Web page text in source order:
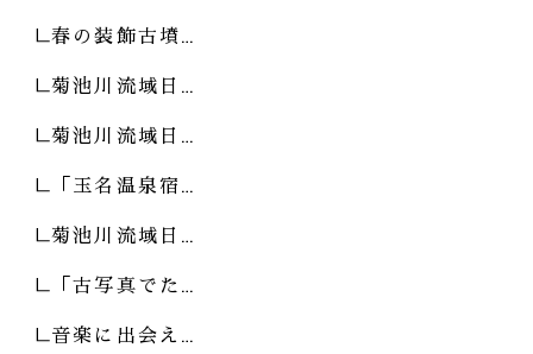
春の装飾古墳…
菊池川流域日…
菊池川流域日…
「玉名温泉宿…
菊池川流域日…
「古写真でた…
音楽に出会え…